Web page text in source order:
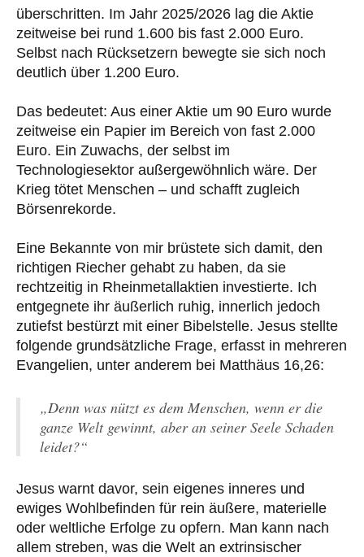
überschritten. Im Jahr 2025/2026 lag die Aktie
zeitweise bei rund 1.600 bis fast 2.000 Euro.
Selbst nach Rücksetzern bewegte sie sich noch
deutlich über 1.200 Euro.
Das bedeutet: Aus einer Aktie um 90 Euro wurde
zeitweise ein Papier im Bereich von fast 2.000
Euro. Ein Zuwachs, der selbst im
Technologiesektor außergewöhnlich wäre. Der
Krieg tötet Menschen – und schafft zugleich
Börsenrekorde.
Eine Bekannte von mir brüstete sich damit, den
richtigen Riecher gehabt zu haben, da sie
rechtzeitig in Rheinmetallaktien investierte. Ich
entgegnete ihr äußerlich ruhig, innerlich jedoch
zutiefst bestürzt mit einer Bibelstelle. Jesus stellte
folgende grundsätzliche Frage, erfasst in mehreren
Evangelien, unter anderem bei Matthäus 16,26:
„Denn was nützt es dem Menschen, wenn er die
ganze Welt gewinnt, aber an seiner Seele Schaden
leidet?“
Jesus warnt davor, sein eigenes inneres und
ewiges Wohlbefinden für rein äußere, materielle
oder weltliche Erfolge zu opfern. Man kann nach
allem streben, was die Welt an extrinsischer